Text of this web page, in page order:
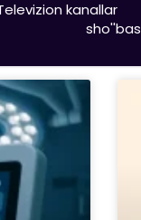
kanallar